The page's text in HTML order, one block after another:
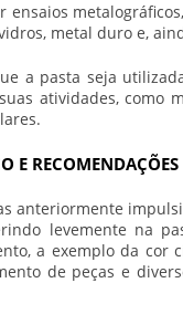
ensaios
metal duro e,
a pasta seja
atividades, como
E RECOMENDAÇÕES
anteriormente
levemente na
a exemplo da cor
de peças e